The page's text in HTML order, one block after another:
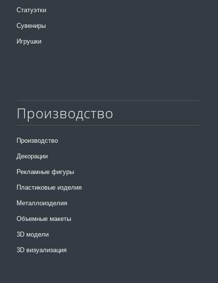
Статуэтки
Сувениры
Игрушки
Производство
Производство
Декорации
Рекламные фигуры
Пластиковые изделия
Металлоизделия
Объемные макеты
3D модели
3D визуализация